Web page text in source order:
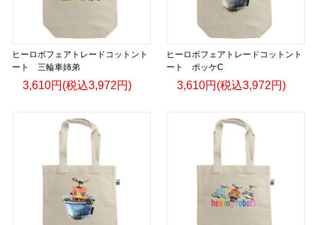
ヒーロボフェアトレードコットント
ート 三輪車姉弟
3,610円(税込3,972円)
ヒーロボフェアトレードコットント
ート ポッケC
3,610円(税込3,972円)